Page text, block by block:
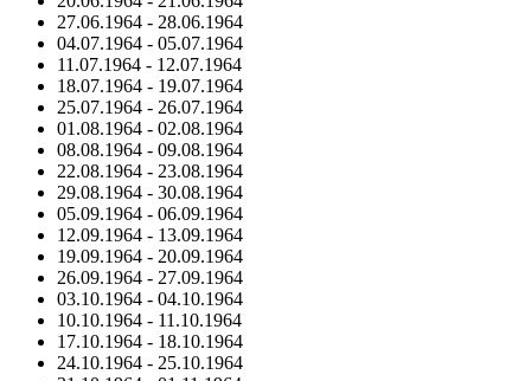
27.06.1964 - 28.06.1964
04.07.1964 - 05.07.1964
11.07.1964 - 12.07.1964
18.07.1964 - 19.07.1964
25.07.1964 - 26.07.1964
01.08.1964 - 02.08.1964
08.08.1964 - 09.08.1964
22.08.1964 - 23.08.1964
29.08.1964 - 30.08.1964
05.09.1964 - 06.09.1964
12.09.1964 - 13.09.1964
19.09.1964 - 20.09.1964
26.09.1964 - 27.09.1964
03.10.1964 - 04.10.1964
10.10.1964 - 11.10.1964
17.10.1964 - 18.10.1964
24.10.1964 - 25.10.1964